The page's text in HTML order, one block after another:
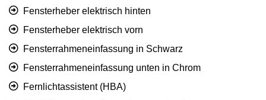
Fensterheber elektrisch hinten
Fensterheber elektrisch vorn
Fensterrahmeneinfassung in Schwarz
Fensterrahmeneinfassung unten in Chrom
Fernlichtassistent (HBA)